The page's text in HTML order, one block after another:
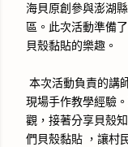
海貝原創參與澎湖
區。此次活動準備
貝殼黏貼的樂趣。
本次活動負責的講
現場手作教學經驗
觀，接著分享貝殼
們貝殼黏貼 ，讓村